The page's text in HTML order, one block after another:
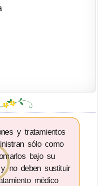
y tratamientos
sólo como
bajo su
no deben sustituir
médico